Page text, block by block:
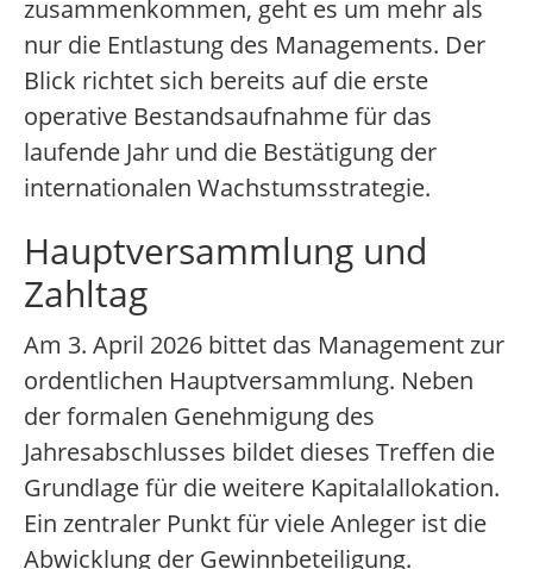
zusammenkommen, geht es um mehr als
nur die Entlastung des Managements. Der
Blick richtet sich bereits auf die erste
operative Bestandsaufnahme für das
laufende Jahr und die Bestätigung der
internationalen Wachstumsstrategie.
Hauptversammlung und
Zahltag
Am 3. April 2026 bittet das Management zur
ordentlichen Hauptversammlung. Neben
der formalen Genehmigung des
Jahresabschlusses bildet dieses Treffen die
Grundlage für die weitere Kapitalallokation.
Ein zentraler Punkt für viele Anleger ist die
Abwicklung der Gewinnbeteiligung.